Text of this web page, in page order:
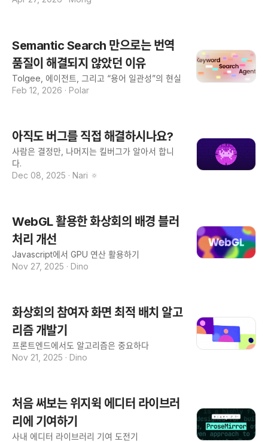
Semantic Search 만으로는 번역
품질이 해결되지 않았던 이유
Tolgee, 에이전트, 그리고 “용어 일관성”의 현실
Feb 12, 2026 · Polar
아직도 버그를 직접 해결하시나요?
사람은 결정만, 나머지는 킬버그가 알아서 합니
다.
Dec 08, 2025 · Nari 🔅
WebGL 활용한 화상회의 배경 블러
처리 개선
Javascript에서 GPU 연산 활용하기
Nov 27, 2025 · Dino
화상회의 참여자 화면 최적 배치 알고
리즘 개발기
프론트엔드에서도 알고리즘은 중요하다
Nov 21, 2025 · Dino
처음 써보는 위지윅 에디터 라이브러
리에 기여하기
사내 에디터 라이브러리 기여 도전기